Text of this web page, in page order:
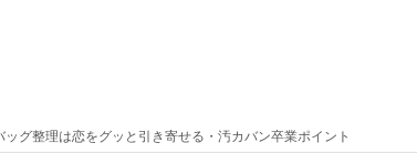
ッグ整理は恋をグッと引き寄せる・汚カバン卒業ポイント